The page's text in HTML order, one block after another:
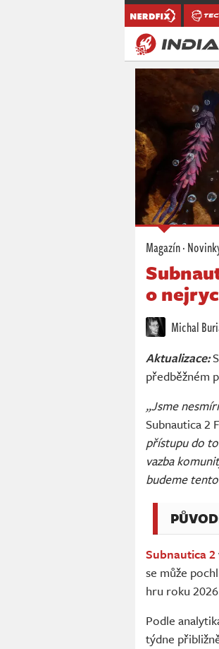
Magazín·
o
Michal
Aktualizace:
předběžném
„Jsme
Subnautica 2
přístupu do
vazba
budeme
Subnautica 2
se může
hru roku
Podle
týdne